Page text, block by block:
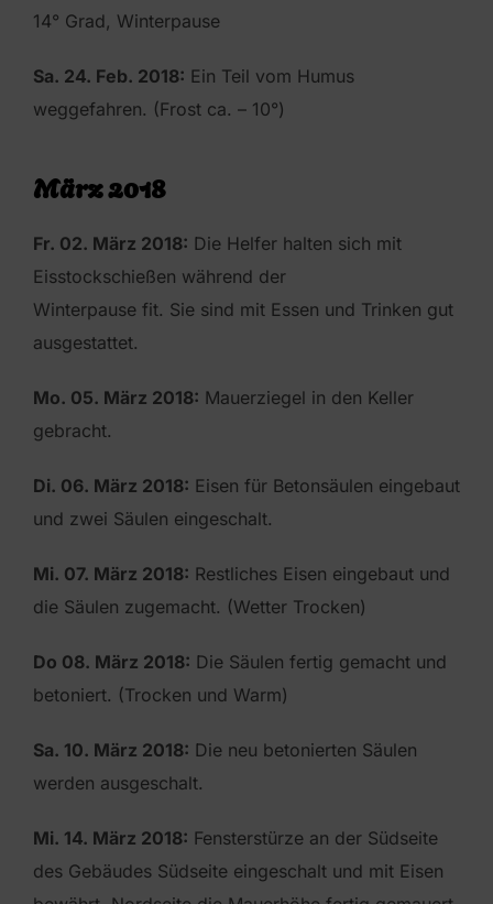
14° Grad, Winterpause
Sa. 24. Feb. 2018: Ein Teil vom Humus
weggefahren. (Frost ca. – 10°)
März 2018
Fr. 02. März 2018: Die Helfer halten sich mit
Eisstockschießen während der
Winterpause fit. Sie sind mit Essen und Trinken gut
ausgestattet.
Mo. 05. März 2018: Mauerziegel in den Keller
gebracht.
Di. 06. März 2018: Eisen für Betonsäulen eingebaut
und zwei Säulen eingeschalt.
Mi. 07. März 2018: Restliches Eisen eingebaut und
die Säulen zugemacht. (Wetter Trocken)
Do 08. März 2018: Die Säulen fertig gemacht und
betoniert. (Trocken und Warm)
Sa. 10. März 2018: Die neu betonierten Säulen
werden ausgeschalt.
Mi. 14. März 2018: Fensterstürze an der Südseite
des Gebäudes Südseite eingeschalt und mit Eisen